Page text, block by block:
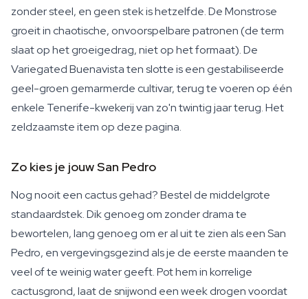
zonder steel, en geen stek is hetzelfde. De Monstrose
groeit in chaotische, onvoorspelbare patronen (de term
slaat op het groeigedrag, niet op het formaat). De
Variegated Buenavista ten slotte is een gestabiliseerde
geel-groen gemarmerde cultivar, terug te voeren op één
enkele Tenerife-kwekerij van zo'n twintig jaar terug. Het
zeldzaamste item op deze pagina.
Zo kies je jouw San Pedro
Nog nooit een cactus gehad? Bestel de middelgrote
standaardstek. Dik genoeg om zonder drama te
bewortelen, lang genoeg om er al uit te zien als een San
Pedro, en vergevingsgezind als je de eerste maanden te
veel of te weinig water geeft. Pot hem in korrelige
cactusgrond, laat de snijwond een week drogen voordat